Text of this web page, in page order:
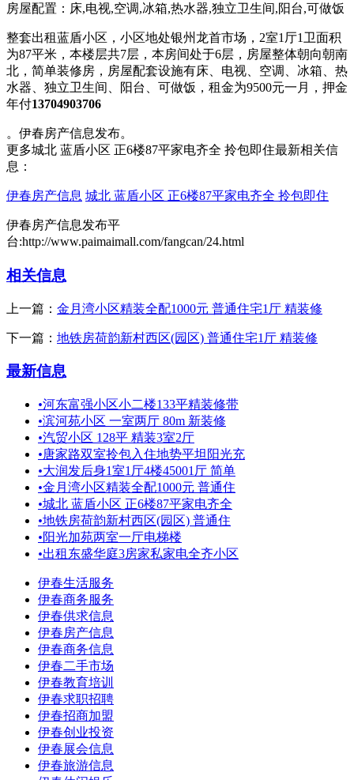
房屋配置： 床,电视,空调,冰箱,热水器,独立卫生间,阳台,可做饭
整套出租蓝盾小区，小区地处银州龙首市场，2室1厅1卫面积
为87平米，本楼层共7层，本房间处于6层，房屋整体朝向朝南
北，简单装修房，房屋配套设施有床、电视、空调、冰箱、热
水器、独立卫生间、阳台、可做饭，租金为9500元一月，押金
年付13704903706
。伊春房产信息发布。
更多城北 蓝盾小区 正6楼87平家电齐全 拎包即住最新相关信
息：
伊春房产信息 城北 蓝盾小区 正6楼87平家电齐全 拎包即住
伊春房产信息发布平
台:http://www.paimaimall.com/fangcan/24.html
相关信息
上一篇： 金月湾小区精装全配1000元 普通住宅1厅 精装修
下一篇： 地铁房荷韵新村西区(园区) 普通住宅1厅 精装修
最新信息
•河东富强小区小二楼133平精装修带
•滨河苑小区 一室两厅 80m 新装修
•汽贸小区 128平 精装3室2厅
•唐家路双室拎包入住地势平坦阳光充
•大润发后身1室1厅4楼45001厅 简单
•金月湾小区精装全配1000元 普通住
•城北 蓝盾小区 正6楼87平家电齐全
•地铁房荷韵新村西区(园区) 普通住
•阳光加苑两室一厅电梯楼
•出租东盛华庭3房家私家电全齐小区
伊春生活服务
伊春商务服务
伊春供求信息
伊春房产信息
伊春商务信息
伊春二手市场
伊春教育培训
伊春求职招聘
伊春招商加盟
伊春创业投资
伊春展会信息
伊春旅游信息